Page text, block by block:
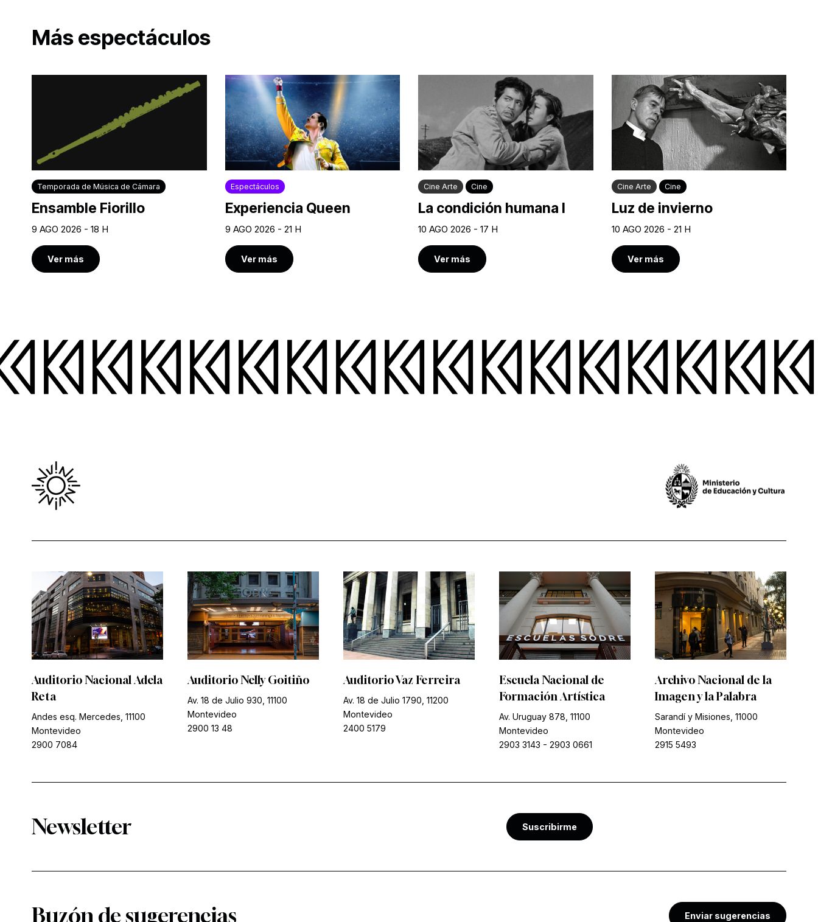
Más espectáculos
Temporada de Música de Cámara
Ensamble Fiorillo
9 AGO 2026 - 18 H
Ver más
Espectáculos
Experiencia Queen
9 AGO 2026 - 21 H
Ver más
Cine Arte Cine
La condición humana I
10 AGO 2026 - 17 H
Ver más
Cine Arte Cine
Luz de invierno
10 AGO 2026 - 21 H
Ver más
Auditorio Nacional Adela
Reta
Andes esq. Mercedes, 11100
Montevideo
2900 7084
Auditorio Nelly Goitiño
Av. 18 de Julio 930, 11100
Montevideo
2900 13 48
Auditorio Vaz Ferreira
Av. 18 de Julio 1790, 11200
Montevideo
2400 5179
Escuela Nacional de
Formación Artística
Av. Uruguay 878, 11100
Montevideo
2903 3143 - 2903 0661
Archivo Nacional de la
Imagen y la Palabra
Sarandí y Misiones, 11000
Montevideo
2915 5493
Newsletter Suscribirme
Buzón de sugerencias Enviar sugerencias